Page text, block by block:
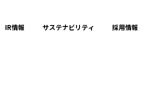
IR情報 サステナビリティ 採用情報